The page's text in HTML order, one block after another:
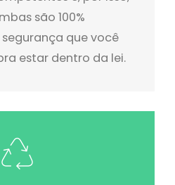
são 100%
que você
estar dentro da lei.